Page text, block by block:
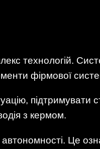
технологій.
фірмової
підтримувати
з кермом.
Це